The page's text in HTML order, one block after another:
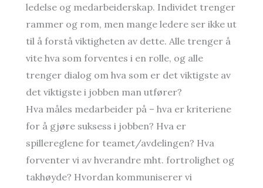
ledelse og medarbeiderskap. Individet trenger
rammer og rom, men mange ledere ser ikke ut
til å forstå viktigheten av dette. Alle trenger å
vite hva som forventes i en rolle, og alle
trenger dialog om hva som er det viktigste av
det viktigste i jobben man utfører?
Hva måles medarbeider på – hva er kriteriene
for å gjøre suksess i jobben? Hva er
spillereglene for teamet/avdelingen? Hva
forventer vi av hverandre mht. fortrolighet og
takhøyde? Hvordan kommuniserer vi